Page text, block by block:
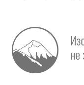
Работа мечты.
привлечь и